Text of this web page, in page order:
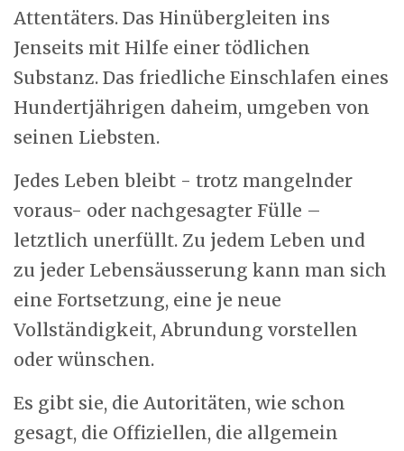
Attentäters. Das Hinübergleiten ins
Jenseits mit Hilfe einer tödlichen
Substanz. Das friedliche Einschlafen eines
Hundertjährigen daheim, umgeben von
seinen Liebsten.
Jedes Leben bleibt - trotz mangelnder
voraus- oder nachgesagter Fülle –
letztlich unerfüllt. Zu jedem Leben und
zu jeder Lebensäusserung kann man sich
eine Fortsetzung, eine je neue
Vollständigkeit, Abrundung vorstellen
oder wünschen.
Es gibt sie, die Autoritäten, wie schon
gesagt, die Offiziellen, die allgemein